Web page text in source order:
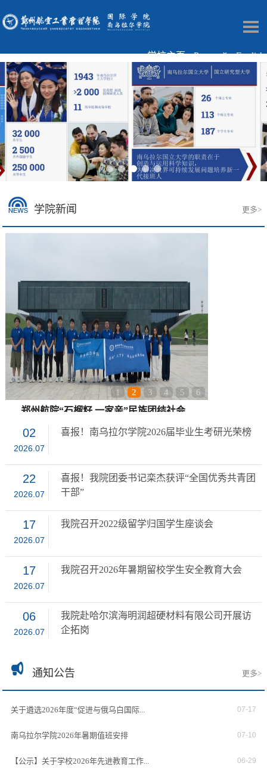
学校主页 Русский English
学院新闻 更多>
1 2 3 4 5 6
郑州航院“石榴籽 一家亲”民族团结社会...
02
2026.07
喜报！南乌拉尔学院2026届毕业生考研光荣榜
22
2026.07
喜报！我院团委书记栾杰获评“全国优秀共青团
干部”
17
2026.07
我院召开2022级留学归国学生座谈会
17
2026.07
我院召开2026年暑期留校学生安全教育大会
06
2026.07
我院赴哈尔滨海明润超硬材料有限公司开展访
企拓岗
通知公告 更多>
关于遴选2026年度“促进与俄乌白国际... 07-17
南乌拉尔学院2026年暑期值班安排 07-10
【公示】关于学校2026年先进教育工作... 06-29